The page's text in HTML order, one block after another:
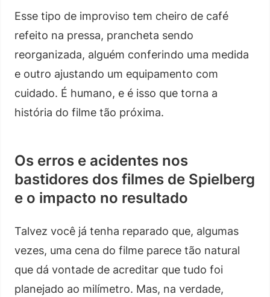
Esse tipo de improviso tem cheiro de café
refeito na pressa, prancheta sendo
reorganizada, alguém conferindo uma medida
e outro ajustando um equipamento com
cuidado. É humano, e é isso que torna a
história do filme tão próxima.
Os erros e acidentes nos
bastidores dos filmes de Spielberg
e o impacto no resultado
Talvez você já tenha reparado que, algumas
vezes, uma cena do filme parece tão natural
que dá vontade de acreditar que tudo foi
planejado ao milímetro. Mas, na verdade,